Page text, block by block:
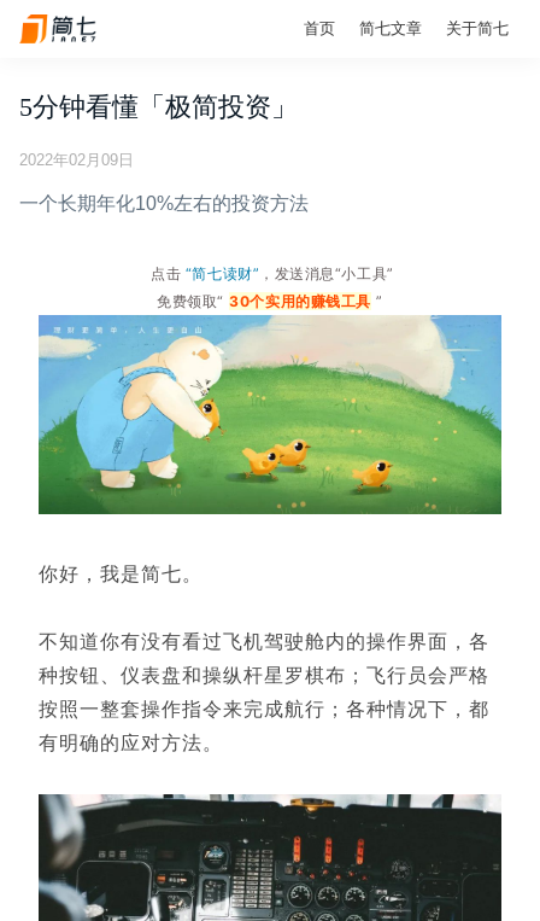
首页 简七文章 关于简七
5分钟看懂「极简投资」
2022年02月09日
一个长期年化10%左右的投资方法
点击 “简七读财” ，发送消息“小工具”
免费领取“ 30个实用的赚钱工具 ”
你好，我是简七。
不知道你有没有看过飞机驾驶舱内的操作界面，各
种按钮、仪表盘和操纵杆星罗棋布；飞行员会严格
按照一整套操作指令来完成航行；各种情况下，都
有明确的应对方法。